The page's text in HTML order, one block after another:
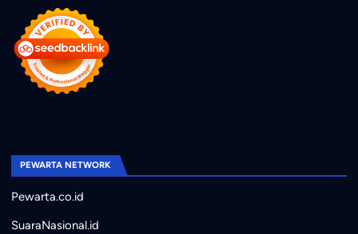
PEWARTA NETWORK
Pewarta.co.id
SuaraNasional.id